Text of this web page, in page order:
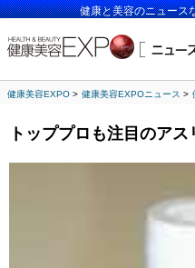
健康と美容のニュース
健康美容EXPO 健康美容EXPOニュース
トッププロも注目のア